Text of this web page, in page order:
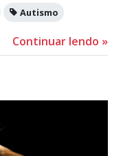
Autismo
Continuar lendo »